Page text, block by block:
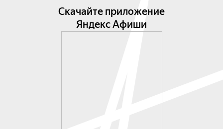
Скачайте приложение
Яндекс Афиши